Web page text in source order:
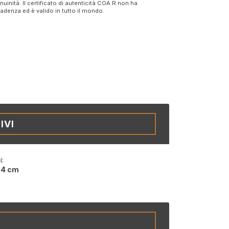
Il certificato di autenticità COA R non ha
ed è valido in tutto il mondo.
cm